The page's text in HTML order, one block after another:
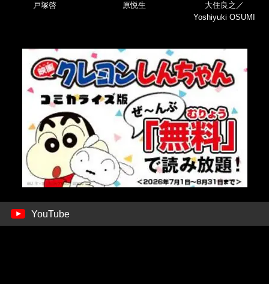
戸塚啓 原悦生
大住良之／
Yoshiyuki OSUMI
YouTube